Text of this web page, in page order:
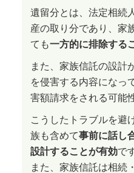
遺留分とは、法定相続
産の取り分であり、家
ても一方的に排除する
また、家族信託の設計
を侵害する内容になっ
害額請求をされる可能
こうしたトラブルを避
族も含めて事前に話し
設計することが有効で
また、家族信託は相続